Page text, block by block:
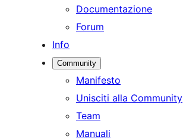
Documentazione
Forum
Info
Community
Manifesto
Unisciti alla Community
Team
Manuali